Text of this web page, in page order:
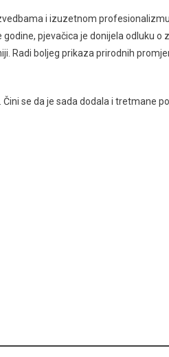
i izuzetnom
pjevačica je donijela odluku o
Radi boljeg prikaza prirodnih
se da je sada dodala i tretmane